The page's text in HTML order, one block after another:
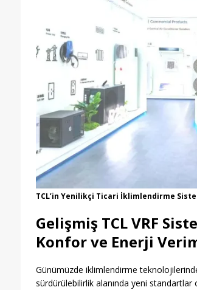
TCL’in Yenilikçi Ticari İklimlendirme
Gelişmiş TCL VRF
Konfor ve Enerji
Günümüzde iklimlendirme
sürdürülebilirlik alanında yeni